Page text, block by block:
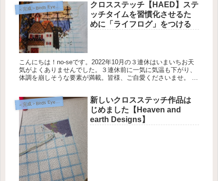
＜完成＞Birds Eye View【Heaven and Earth Designs】
クロスステッチ【HAED】ステ
ッチタイムを習慣化させるた
めに「ライフログ」をつける
こんにちは！no-seです。2022年10月の３連休はいまいちお天
気がよくありませんでした。３連休前に一気に気温も下がり、
体調を崩しそうな要素が満載。皆様、ご自愛くださいませ。 さ
＜完成＞Birds Eye View【Heaven and Earth Designs】
新しいクロスステッチ作品は
じめました【Heaven and
earth Designs】